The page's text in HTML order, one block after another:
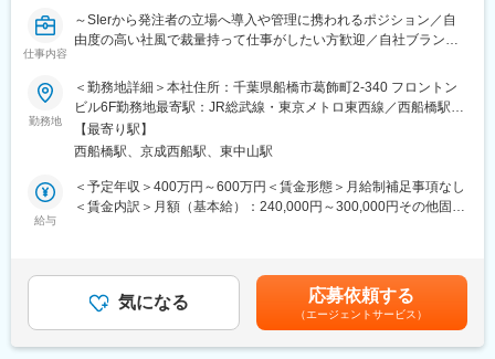
酸菌培養設備の研究施設などの設備も整っています。
全体で75名程が就業しており、月間4～5億円程の売上を生み出す
工場。同社売上の8～9割は国産キムチで占めており、その大部分
■企業風土：
学歴・経歴は度外視し、中途ハンデなくご活躍頂けます。
空調を完備しており、工場内は年中快適な温度に設定しておりま
す。
ロッカーは一人一人にあり、休憩室もございます。
■同社の特徴：
仕事内容
～SIerから発注者の立場へ導入や管理に携われるポジション／自
由度の高い社風で裁量持って仕事がしたい方歓迎／自社ブランド
「イチオシキムチ」「尹家のキムチ」など人気キムチ商品を展開
する当社にて、社内SE業務をご担当いただきます。
■職務詳細：
人気キムチ商品を展開する当社にて、社内の全部門（人事総務、
営業、財務会計、製造・工場等）におけるシステム導入、運用・
■人事総務系・営業系・財務会計系のシステム運用、メンテナンス
■製造・工場系の基幹システム運用、IoTによる生産機械データの
勤務地
＜勤務地詳細＞本社住所：千葉県船橋市葛飾町2-340 フロントン
ビル6F勤務地最寄駅：JR総武線・東京メトロ東西線／西船橋駅受
動喫煙対策：屋内全面禁煙変更の範囲：会社の定める事業所
【最寄り駅】
西船橋駅、京成西船駅、東中山駅
給与
＜予定年収＞400万円～600万円＜賃金形態＞月給制補足事項なし
＜賃金内訳＞月額（基本給）：240,000円～300,000円その他固定
はあくまでも目安の金額であり、選考を通じて上下する可能性が
あります。月給(月額)は固定手当を含めた表記です。
気になる 応募依頼する
（エージェントサービス）